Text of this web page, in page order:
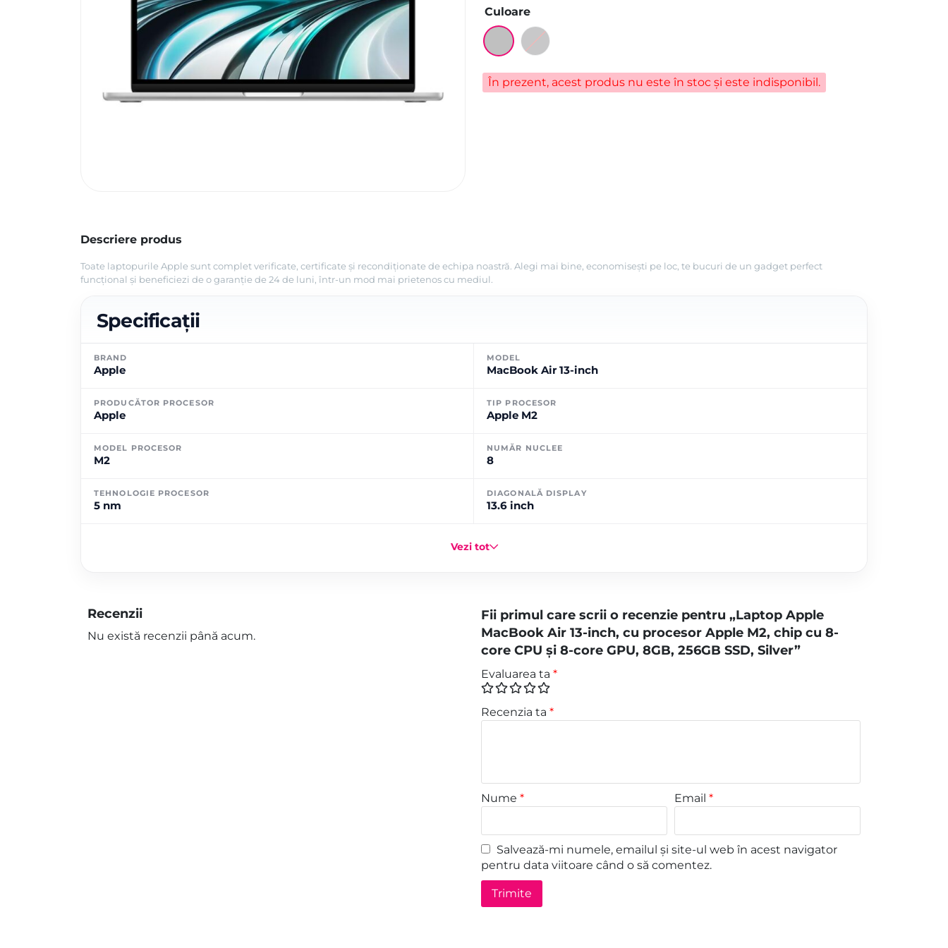
Culoare
În prezent, acest produs nu este în stoc și este indisponibil.
Descriere produs
Toate laptopurile Apple sunt complet verificate, certificate și recondiționate de echipa noastră. Alegi mai bine, economisești pe loc, te bucuri de un gadget perfect
funcțional și beneficiezi de o garanție de 24 de luni, într-un mod mai prietenos cu mediul.
Specificații
BRAND
Apple
MODEL
MacBook Air 13-inch
PRODUCĂTOR PROCESOR
Apple
TIP PROCESOR
Apple M2
MODEL PROCESOR
M2
NUMĂR NUCLEE
8
TEHNOLOGIE PROCESOR
5 nm
DIAGONALĂ DISPLAY
13.6 inch
Vezi tot
Recenzii
Nu există recenzii până acum.
Fii primul care scrii o recenzie pentru „Laptop Apple
MacBook Air 13-inch, cu procesor Apple M2, chip cu 8-
core CPU și 8-core GPU, 8GB, 256GB SSD, Silver”
Evaluarea ta *
Recenzia ta *
Nume * Email*
Salvează-mi numele, emailul și site-ul web în acest navigator
pentru data viitoare când o să comentez.